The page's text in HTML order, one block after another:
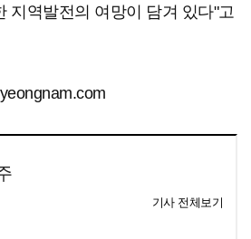
지역발전의 여망이 담겨 있다"고
기사 전체보기